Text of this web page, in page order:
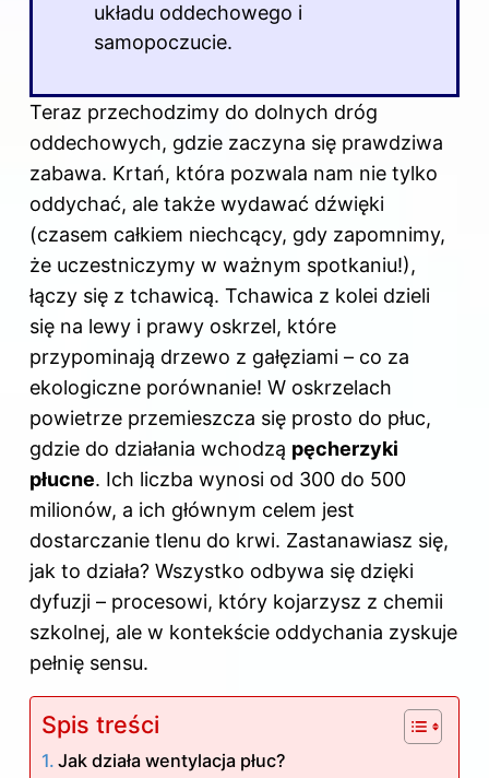
układu oddechowego i
samopoczucie.
Teraz przechodzimy do dolnych dróg
oddechowych, gdzie zaczyna się prawdziwa
zabawa. Krtań, która pozwala nam nie tylko
oddychać, ale także wydawać dźwięki
(czasem całkiem niechcący, gdy zapomnimy,
że uczestniczymy w ważnym spotkaniu!),
łączy się z tchawicą. Tchawica z kolei dzieli
się na lewy i prawy oskrzel, które
przypominają drzewo z gałęziami – co za
ekologiczne porównanie! W oskrzelach
powietrze przemieszcza się prosto do płuc,
gdzie do działania wchodzą pęcherzyki
płucne. Ich liczba wynosi od 300 do 500
milionów, a ich głównym celem jest
dostarczanie tlenu do krwi. Zastanawiasz się,
jak to działa? Wszystko odbywa się dzięki
dyfuzji – procesowi, który kojarzysz z chemii
szkolnej, ale w kontekście oddychania zyskuje
pełnię sensu.
Spis treści
Jak działa wentylacja płuc?